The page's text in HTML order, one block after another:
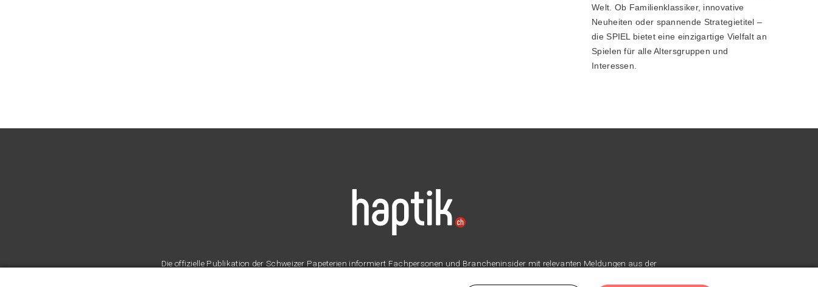
Welt. Ob Familienklassiker, innovative
Neuheiten oder spannende Strategietitel –
die SPIEL bietet eine einzigartige Vielfalt an
Spielen für alle Altersgruppen und
Interessen.
Die offizielle Publikation der Schweizer Papeterien informiert Fachpersonen und Brancheninsider mit relevanten Meldungen aus der